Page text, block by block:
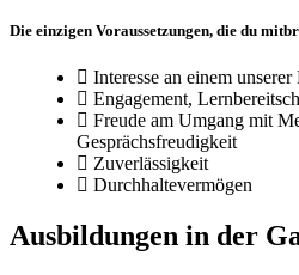
Die einzigen Voraussetzungen, die du
Interesse an einem unserer
Engagement,
Freude am Umgang mit
Gesprächsfreudigkeit
Zuverlässigkeit
Durchhaltevermögen
Ausbildungen in der